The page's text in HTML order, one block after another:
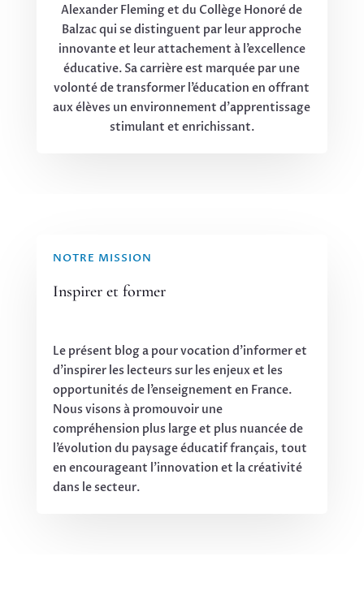
Alexander Fleming et du Collège Honoré de
Balzac qui se distinguent par leur approche
innovante et leur attachement à l’excellence
éducative. Sa carrière est marquée par une
volonté de transformer l’éducation en offrant
aux élèves un environnement d’apprentissage
stimulant et enrichissant.
NOTRE MISSION
Inspirer et former
Le présent blog a pour vocation d’informer et
d’inspirer les lecteurs sur les enjeux et les
opportunités de l’enseignement en France.
Nous visons à promouvoir une
compréhension plus large et plus nuancée de
l’évolution du paysage éducatif français, tout
en encourageant l’innovation et la créativité
dans le secteur.